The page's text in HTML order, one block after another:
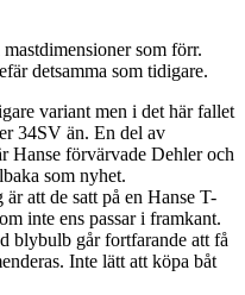
som förr.
detsamma som tidigare.
variant men i det här fallet
34SV än. En del av
Hanse förvärvade Dehler och
som nyhet.
att de satt på en Hanse T-
inte ens passar i framkant.
blybulb går fortfarande att få
Inte lätt att köpa båt